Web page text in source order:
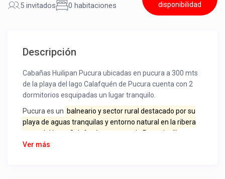
5 invitados
0 habitaciones
disponibilidad
Descripción
Cabañas Huilipan Pucura ubicadas en pucura a 300 mts
de la playa del lago Calafquén de Pucura cuenta con 2
dormitorios esquipadas un lugar tranquilo.
Pucura es un balneario y sector rural destacado por su
playa de aguas tranquilas y entorno natural en la ribera
norte del Lago Calafquén, comuna de Panguipulli,
Región de Los Ríos, Chile
Ver más